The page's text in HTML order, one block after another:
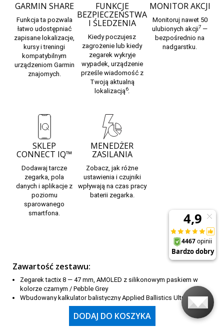
DODAJ DO KOSZYKA
GARMIN SHARE
Funkcja ta pozwala
łatwo udostępniać
zapisane lokalizacje,
kursy i treningi
kompatybilnym
urządzeniom Garmin
znajomych.
FUNKCJE
BEZPIECZEŃSTWA
I ŚLEDZENIA
Kiedy poczujesz
zagrożenie lub kiedy
zegarek wykryje
wypadek, urządzenie
prześle wiadomość z
Twoją aktualną
lokalizacją6.
MONITOR AKCJI
Monitoruj nawet 50
ulubionych akcji7 —
bezpośrednio na
nadgarstku.
SKLEP
CONNECT IQ™
Dodawaj tarcze
zegarka, pola
danych i aplikacje z
poziomu
sparowanego
smartfona.
MENEDŻER
ZASILANIA
Zobacz, jak różne
ustawienia i czujniki
wpływają na czas pracy
baterii zegarka.
Zawartość zestawu:
Zegarek tactix 8 — 47 mm, AMOLED z silikonowym paskiem w
kolorze czarnym / Pebble Grey
Wbudowany kalkulator balistyczny Applied Ballistics Ultralight™
Przewód do ładowania/transferu danych